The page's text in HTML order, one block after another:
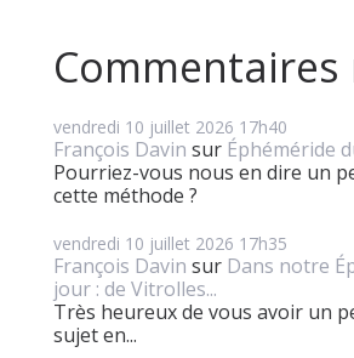
Commentaires
vendredi 10 juillet 2026 17h40
François Davin sur Éphéméride
Pourriez-vous nous en dire un
cette méthode ?
vendredi 10 juillet 2026 17h35
François Davin sur Dans notre
jour : de Vitrolles...
Très heureux de vous avoir un
sujet en...